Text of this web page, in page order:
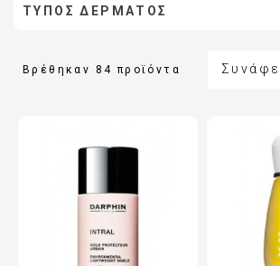
ΤΎΠΟΣ ΔΈΡΜΑΤΟΣ
Βρέθηκαν 84 προϊόντα